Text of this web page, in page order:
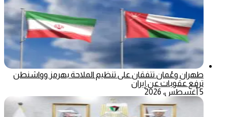
طهران وعُمان تتفقان على تنظيم الملاحة بهرمز وواشنطن
ترفع عقوبات عن إيران
5 أغسطس، 2026